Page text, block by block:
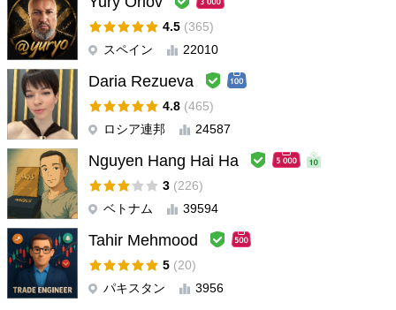
renato1967 2025.09.02 07:31
#
ユーザーは評価に対して何もコメントを残しませんでした
Eugene Zhuang 2024.10.12 06:37
#
ユーザーは評価に対して何もコメントを残しませんでした
Raakesh Dheer
I have been using it for more than a year. I recommend to use
the settings given by Vladimir. Use adequate equity. Not less
than $1000 per pair or use cent account. Excellent EA at this low
price.
Ravi Chandiran 2024.01.25 09:48
ユーザーは評価に対して何もコメントを残しませんでした
4.5 (365)
スペイン
22010
Daria Rezueva
4.8 (465)
ロシア連邦
24587
Nguyen Hang Hai Ha
3 (226)
ベトナム
39594
Tahir Mehmood
5 (20)
パキスタン
3956